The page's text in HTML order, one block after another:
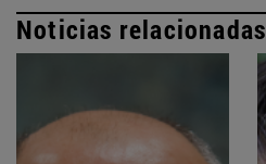
Noticias relacionadas